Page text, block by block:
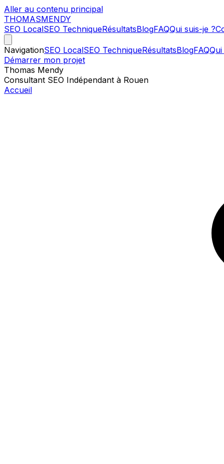
Aller au contenu principal
THOMASMENDY
SEO LocalSEO TechniqueRésultatsBlogFAQQui suis-je ?
NavigationSEO LocalSEO TechniqueRésultatsBlogFAQ
Démarrer mon projet
Thomas Mendy
Consultant SEO Indépendant à Rouen
Accueil